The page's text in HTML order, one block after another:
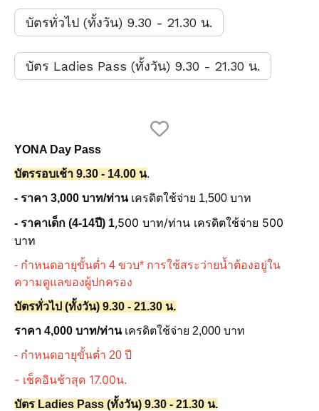
บัตรทั่วไป (ทั้งวัน) 9.30 - 21.30 น.
บัตร Ladies Pass (ทั้งวัน) 9.30 - 21.30 น.
YONA Day Pass
บัตรรอบเช้า 9.30 - 14.00 น.
- ราคา 3,000 บาท/ท่านเครดิตใช้จ่าย 1,500 บาท
- ราคาเด็ก (4-14ปี) 1,500 บาท/ท่าน เครดิตใช้จ่าย 500
บาท
- กำหนดอายุขั้นต่ำ 4 ขวบ* การใช้สระว่ายน้ำต้องอยู่ใน
ความดูแลของผู้ปกครอง
บัตรทั่วไป (ทั้งวัน) 9.30 - 21.30 น.
ราคา 4,000 บาท/ท่านเครดิตใช้จ่าย 2,000 บาท
- กำหนดอายุขั้นต่ำ 20 ปี
- เช็คอินช้าสุด 17.00น.
บัตร Ladies Pass (ทั้งวัน) 9.30 - 21.30 น.